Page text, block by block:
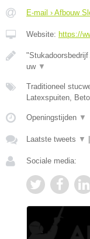
E-mail › Afbouw
Website: https://
uw ▼
Traditioneel
Latexspuiten,
Openingstijden ▼
Laatste tweets ▼
Sociale media: